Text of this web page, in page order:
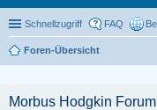
Schnellzugriff FAQ
Foren-Übersicht
Morbus Hodgkin